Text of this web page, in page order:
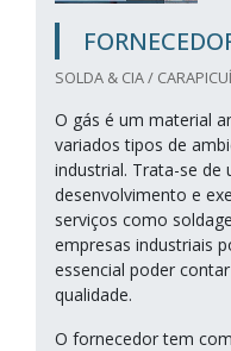
SOLDA & CIA /
O gás é um material
variados tipos de
industrial. Trata-se de
desenvolvimento e
serviços como
empresas industriais
essencial poder
qualidade.
O fornecedor tem